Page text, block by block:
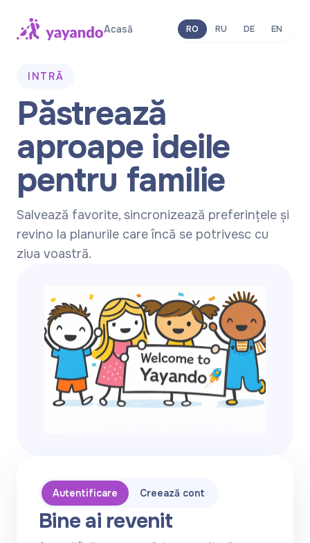
Acasă RO RU DE EN
INTRĂ
Păstrează
aproape ideile
pentru familie
Salvează favorite, sincronizează preferințele și
revino la planurile care încă se potrivesc cu
ziua voastră.
Autentificare Creează cont
Bine ai revenit